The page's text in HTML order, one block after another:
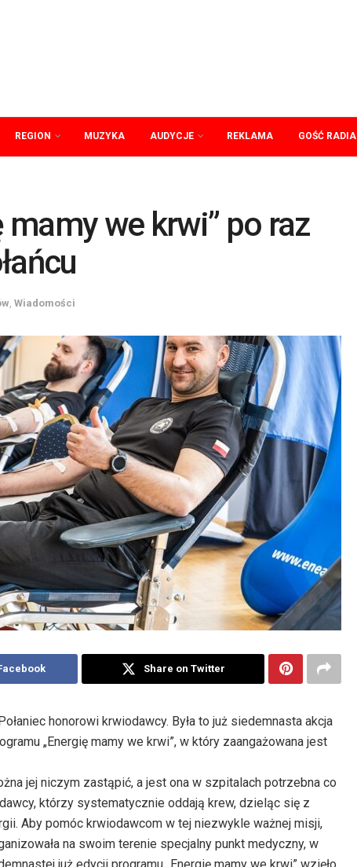
REGION MUZYKA AUDYCJE REKLAMA GOŚĆ RADIA
mamy we krwi” po raz
Wiadomości
Share on Twitter
honorowi krwiodawcy. Była to już siedemnasta akcja
„Energię mamy we krwi”, w który zaangażowana jest
jej niczym zastąpić, a jest ona w szpitalach potrzebna co
którzy systematycznie oddają krew, dzieląc się z
Aby pomóc krwiodawcom w tej niezwykle ważnej misji,
na swoim terenie specjalny punkt medyczny, w